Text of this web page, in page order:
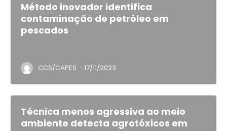
Método inovador identifica
contaminação de petróleo em
pescados
CCS/CAPES · 17/11/2023
Técnica menos agressiva ao meio
ambiente detecta agrotóxicos em